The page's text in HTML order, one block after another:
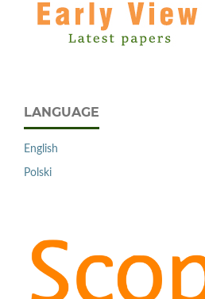
LANGUAGE
English
Polski